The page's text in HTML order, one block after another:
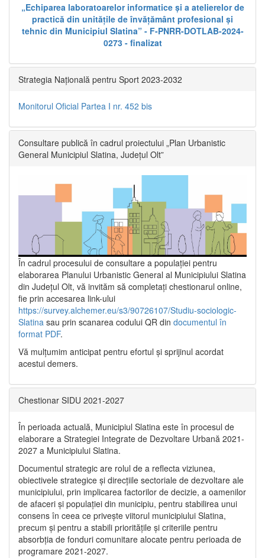
„Echiparea laboratoarelor informatice și a atelierelor de
practică din unitățile de învățământ profesional și
tehnic din Municipiul Slatina” - F-PNRR-DOTLAB-2024-
0273 - finalizat
Strategia Națională pentru Sport 2023-2032
Monitorul Oficial Partea I nr. 452 bis
Consultare publică în cadrul proiectului „Plan Urbanistic
General Municipiul Slatina, Județul Olt”
În cadrul procesului de consultare a populaţiei pentru
elaborarea Planului Urbanistic General al Municipiului Slatina
din Județul Olt, vă invităm să completați chestionarul online,
fie prin accesarea link-ului
https://survey.alchemer.eu/s3/90726107/Studiu-sociologic-
Slatina sau prin scanarea codului QR din documentul în
format PDF.
Vă mulţumim anticipat pentru efortul şi sprijinul acordat
acestui demers.
Chestionar SIDU 2021-2027
În perioada actuală, Municipiul Slatina este în procesul de
elaborare a Strategiei Integrate de Dezvoltare Urbană 2021‐
2027 a Municipiului Slatina.
Documentul strategic are rolul de a reflecta viziunea,
obiectivele strategice și direcțiile sectoriale de dezvoltare ale
municipiului, prin implicarea factorilor de decizie, a oamenilor
de afaceri și populației din municipiu, pentru stabilirea unui
consens în ceea ce privește viitorul municipiului Slatina,
precum și pentru a stabili prioritățile și criteriile pentru
absorbția de fonduri comunitare alocate pentru perioada de
programare 2021-2027.